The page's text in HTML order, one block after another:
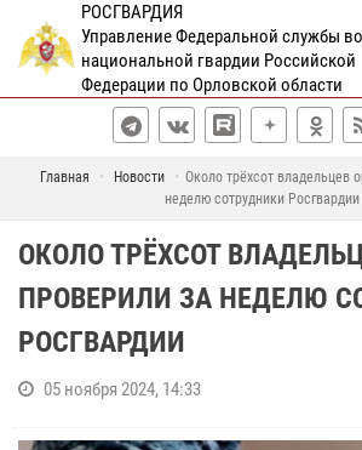
РОСГВАРДИЯ
Управление Федеральной службы
национальной гвардии Российской
Федерации по Орловской области
Главная Новости
Около трёхсот владельцев
неделю сотрудники Росгвардии
ОКОЛО ТРЁХСОТ
ПРОВЕРИЛИ ЗА НЕДЕЛЮ
РОСГВАРДИИ
05 ноября 2024, 14:33